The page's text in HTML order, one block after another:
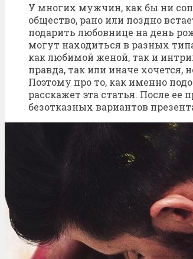
У многих мужчин, как бы ни
общество, рано или поздно
подарить любовнице на день
могут находиться в разных
как любимой женой, так и
правда, так или иначе хочется,
Поэтому про то, как именно
расскажет эта статья. После ее
безотказных вариантов